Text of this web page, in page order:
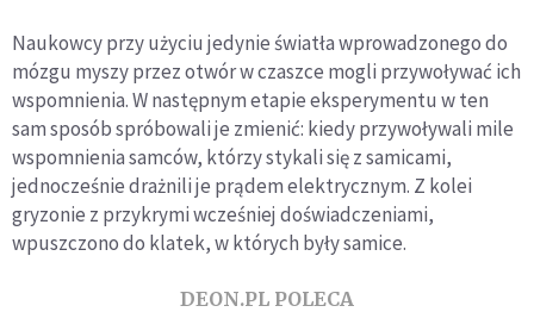
Naukowcy przy użyciu jedynie światła wprowadzonego do
mózgu myszy przez otwór w czaszce mogli przywoływać ich
wspomnienia. W następnym etapie eksperymentu w ten
sam sposób spróbowali je zmienić: kiedy przywoływali mile
wspomnienia samców, którzy stykali się z samicami,
jednocześnie drażnili je prądem elektrycznym. Z kolei
gryzonie z przykrymi wcześniej doświadczeniami,
wpuszczono do klatek, w których były samice.
DEON.PL POLECA